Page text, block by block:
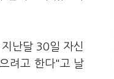
난달 30일 자신
려고 한다"고 날